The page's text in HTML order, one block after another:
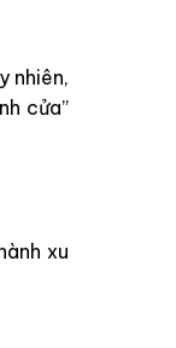
nhiên,
cửa”
xu